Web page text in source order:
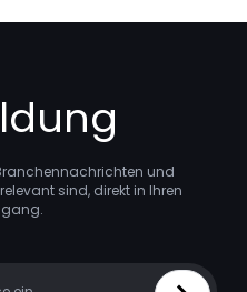
und
sind, direkt in Ihren